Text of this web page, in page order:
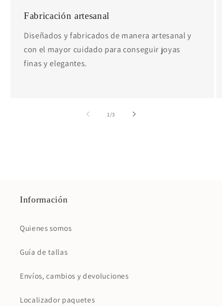
Fabricación artesanal
Diseñados y fabricados de manera artesanal y
con el mayor cuidado para conseguir joyas
finas y elegantes.
1 /de
3
Información
Quienes somos
Guía de tallas
Envíos, cambios y devoluciones
Localizador paquetes